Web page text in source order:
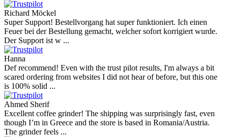
Richard Möckel
Super Support! Bestellvorgang hat super funktioniert. Ich einen
Feuer bei der Bestellung gemacht, welcher sofort korrigiert wurde.
Der Support ist w ...
Hanna
Def recommend! Even with the trust pilot results, I'm always a bit
scared ordering from websites I did not hear of before, but this one
is 100% solid ...
Ahmed Sherif
Excellent coffee grinder! The shipping was surprisingly fast, even
though I’m in Greece and the store is based in Romania/Austria.
The grinder feels ...